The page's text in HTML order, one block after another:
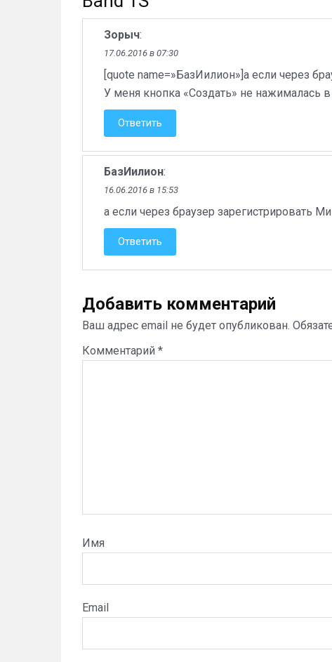
Зорыч:
17.06.2016 в 07:30
[quote name=»БазИилион»]а если через
У меня кнопка «Создать» не нажималась
Ответить
БазИилион:
16.06.2016 в 15:53
а если через браузер зарегистрировать Ми
Ответить
Добавить комментарий
Ваш адрес email не будет опубликован.
Комментарий *
Имя
Email